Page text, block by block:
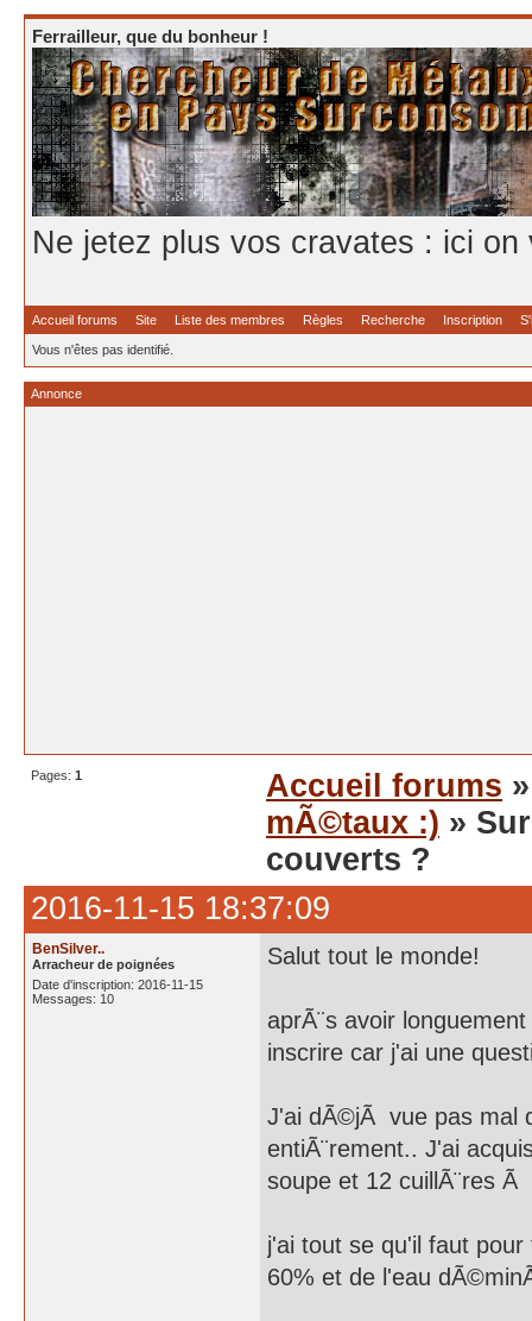
Ferrailleur, que du bonheur !
Ne jetez plus vos cravates : ici
Accueil forums Site Liste des membres Règles Recherche Inscription
Vous n'êtes pas identifié.
Annonce
Pages: 1 Accueil forums
mÃ©taux :) »
couverts ?
2016-11-15 18:37:09
BenSilver..
Arracheur de poignées
Date d'inscription: 2016-11-15
Messages: 10
Salut tout le monde!
aprÃ¨s avoir
inscrire car j'ai une
J'ai dÃ©jÃ vue pas mal
entiÃ¨rement.. J'ai
soupe et 12 cuillÃ¨res
j'ai tout se qu'il faut
60% et de l'eau